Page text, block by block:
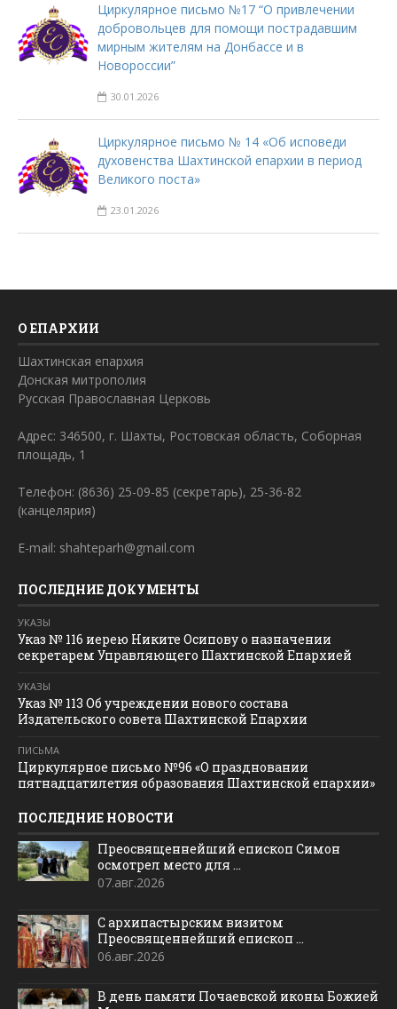
Циркулярное письмо №17 “О привлечении
добровольцев для помощи пострадавшим
мирным жителям на Донбассе и в
Новороссии”
30.01.2026
Циркулярное письмо № 14 «Об исповеди
духовенства Шахтинской епархии в период
Великого поста»
23.01.2026
О ЕПАРХИИ
Шахтинская епархия
Донская митрополия
Русская Православная Церковь
Адрес: 346500, г. Шахты, Ростовская область, Соборная
площадь, 1
Телефон: (8636) 25-09-85 (секретарь), 25-36-82
(канцелярия)
E-mail: shahteparh@gmail.com
ПОСЛЕДНИЕ ДОКУМЕНТЫ
УКАЗЫ
Указ № 116 иерею Никите Осипову о назначении
секретарем Управляющего Шахтинской Епархией
УКАЗЫ
Указ № 113 Об учреждении нового состава
Издательского совета Шахтинской Епархии
ПИСЬМА
Циркулярное письмо №96 «О праздновании
пятнадцатилетия образования Шахтинской епархии»
ПОСЛЕДНИЕ НОВОСТИ
Преосвященнейший епископ Симон
осмотрел место для ...
07.авг.2026
С архипастырским визитом
Преосвященнейший епископ ...
06.авг.2026
В день памяти Почаевской иконы Божией